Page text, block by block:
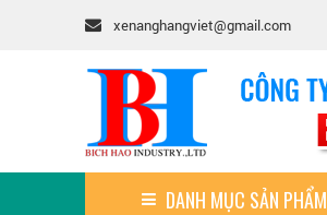
xenanghangviet@gmail.com
DANH MỤC SẢN PHẨM